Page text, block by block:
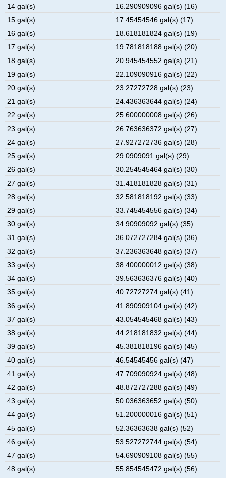
14 gal(s)
16.290909096 gal(s) (16)
15 gal(s)
17.45454546 gal(s) (17)
16 gal(s)
18.618181824 gal(s) (19)
17 gal(s)
19.781818188 gal(s) (20)
18 gal(s)
20.945454552 gal(s) (21)
19 gal(s)
22.109090916 gal(s) (22)
20 gal(s)
23.27272728 gal(s) (23)
21 gal(s)
24.436363644 gal(s) (24)
22 gal(s)
25.600000008 gal(s) (26)
23 gal(s)
26.763636372 gal(s) (27)
24 gal(s)
27.927272736 gal(s) (28)
25 gal(s)
29.0909091 gal(s) (29)
26 gal(s)
30.254545464 gal(s) (30)
27 gal(s)
31.418181828 gal(s) (31)
28 gal(s)
32.581818192 gal(s) (33)
29 gal(s)
33.745454556 gal(s) (34)
30 gal(s)
34.90909092 gal(s) (35)
31 gal(s)
36.072727284 gal(s) (36)
32 gal(s)
37.236363648 gal(s) (37)
33 gal(s)
38.400000012 gal(s) (38)
34 gal(s)
39.563636376 gal(s) (40)
35 gal(s)
40.72727274 gal(s) (41)
36 gal(s)
41.890909104 gal(s) (42)
37 gal(s)
43.054545468 gal(s) (43)
38 gal(s)
44.218181832 gal(s) (44)
39 gal(s)
45.381818196 gal(s) (45)
40 gal(s)
46.54545456 gal(s) (47)
41 gal(s)
47.709090924 gal(s) (48)
42 gal(s)
48.872727288 gal(s) (49)
43 gal(s)
50.036363652 gal(s) (50)
44 gal(s)
51.200000016 gal(s) (51)
45 gal(s)
52.36363638 gal(s) (52)
46 gal(s)
53.527272744 gal(s) (54)
47 gal(s)
54.690909108 gal(s) (55)
48 gal(s)
55.854545472 gal(s) (56)